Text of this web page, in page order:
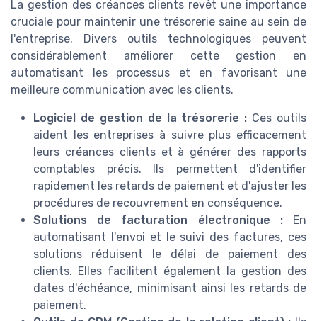
La gestion des créances clients revêt une importance
cruciale pour maintenir une trésorerie saine au sein de
l'entreprise. Divers outils technologiques peuvent
considérablement améliorer cette gestion en
automatisant les processus et en favorisant une
meilleure communication avec les clients.
Logiciel de gestion de la trésorerie : Ces outils
aident les entreprises à suivre plus efficacement
leurs créances clients et à générer des rapports
comptables précis. Ils permettent d'identifier
rapidement les retards de paiement et d'ajuster les
procédures de recouvrement en conséquence.
Solutions de facturation électronique :En
automatisant l'envoi et le suivi des factures, ces
solutions réduisent le délai de paiement des
clients. Elles facilitent également la gestion des
dates d'échéance, minimisant ainsi les retards de
paiement.